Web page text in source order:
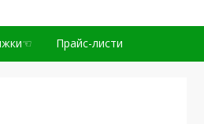
Прайс-листи